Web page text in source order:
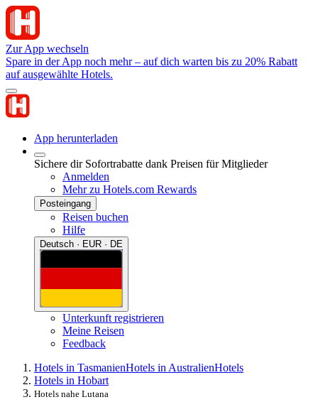
Zur App wechseln
Spare in der App noch mehr – auf dich warten bis zu 20% Rabatt
auf ausgewählte Hotels.
App herunterladen
Sichere dir Sofortrabatte dank Preisen für Mitglieder
Anmelden
Mehr zu Hotels.com Rewards
Posteingang
Reisen buchen
Hilfe
Deutsch · EUR · DE
Unterkunft registrieren
Meine Reisen
Feedback
Hotels in TasmanienHotels in AustralienHotels
Hotels in Hobart
Hotels nahe Lutana